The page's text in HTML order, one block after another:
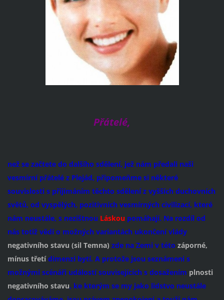
Přátelé,
než se začtete do dalšího sdělení, jež nám předali naši
vesmírní přátelé z Plejád, připomeňme si některé
souvislosti s přijímáním těchto sdělení z vyšších duchovních
světů, od vyspělých, pozitivních vesmírných civilizací, které
nám neustále, s nezištnou Láskou pomáhají. Na rozdíl od
nás totiž vědí o možných variantách ukončení vlády
negativního stavu (sil Temna) zde na Zemi v této záporné,
mínus třetídimenzi bytí. A protože jsou seznámeni s
možnými scénáři událostí souvisejících s dosažením plnosti
negativního stavu, ke kterým se my jako lidstvo neustále